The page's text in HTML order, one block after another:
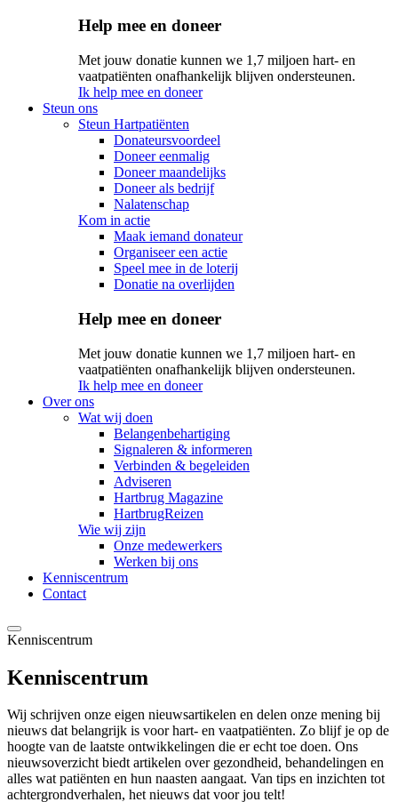
Help mee en doneer
Met jouw donatie kunnen we 1,7 miljoen hart- en
vaatpatiënten onafhankelijk blijven ondersteunen.
Ik help mee en doneer
Steun ons
Steun Hartpatiënten
Donateursvoordeel
Doneer eenmalig
Doneer maandelijks
Doneer als bedrijf
Nalatenschap
Kom in actie
Maak iemand donateur
Organiseer een actie
Speel mee in de loterij
Donatie na overlijden
Help mee en doneer
Met jouw donatie kunnen we 1,7 miljoen hart- en
vaatpatiënten onafhankelijk blijven ondersteunen.
Ik help mee en doneer
Over ons
Wat wij doen
Belangenbehartiging
Signaleren & informeren
Verbinden & begeleiden
Adviseren
Hartbrug Magazine
HartbrugReizen
Wie wij zijn
Onze medewerkers
Werken bij ons
Kenniscentrum
Contact
Kenniscentrum
Kenniscentrum
Wij schrijven onze eigen nieuwsartikelen en delen onze mening bij
nieuws dat belangrijk is voor hart- en vaatpatiënten. Zo blijf je op de
hoogte van de laatste ontwikkelingen die er echt toe doen. Ons
nieuwsoverzicht biedt artikelen over gezondheid, behandelingen en
alles wat patiënten en hun naasten aangaat. Van tips en inzichten tot
achtergrondverhalen, het nieuws dat voor jou telt!